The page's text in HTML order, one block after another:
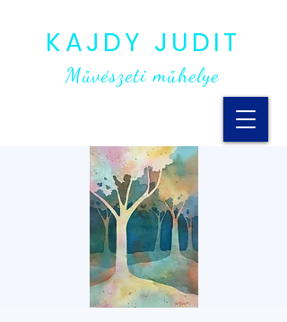
KAJDY JUDIT
Művészeti műhelye